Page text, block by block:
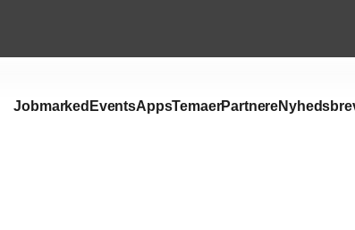
Jobmarked EventsAppsTemaerPartnere